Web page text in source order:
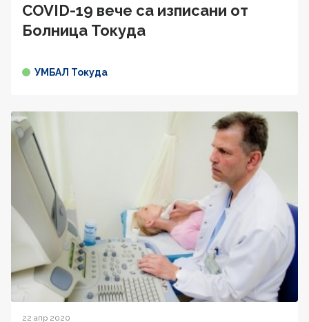
COVID-19 вече са изписани от
Болница Токуда
УМБАЛ Токуда
22 апр 2020